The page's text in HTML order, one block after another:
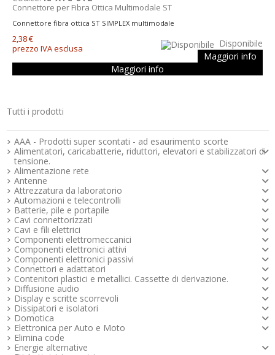
Connettore per Fibra Ottica Multimodale ST
Connettore fibra ottica ST SIMPLEX multimodale
2,38 €
prezzo IVA esclusa
Disponibile
Maggiori info
Maggiori info
Tutti i prodotti
AAA - Prodotti super scontati - ad esaurimento scorte
Alimentatori, caricabatterie, riduttori, elevatori e stabilizzatori di
tensione.
Alimentazione rete
Antenne
Attrezzatura da laboratorio
Automazioni e telecontrolli
Batterie, pile e portapile
Cavi connettorizzati
Cavi e fili elettrici
Componenti elettromeccanici
Componenti elettronici attivi
Componenti elettronici passivi
Connettori e adattatori
Contenitori plastici e metallici. Cassette di derivazione.
Diffusione audio
Display e scritte scorrevoli
Dissipatori e isolatori
Domotica
Elettronica per Auto e Moto
Elimina code
Energie alternative